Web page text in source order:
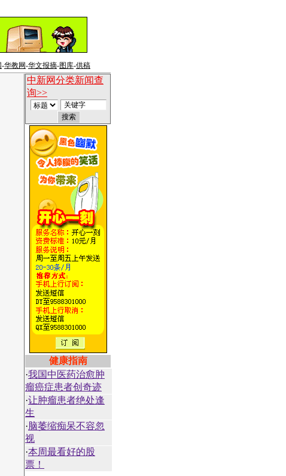
-华教网-华文报摘-图库-供稿
中新网分类新闻查
询>>
健康指南
·我国中医药治愈肿
瘤癌症患者创奇迹
·让肿瘤患者绝处逢
生
·脑萎缩痴呆不容忽
视
·本周最看好的股
票！